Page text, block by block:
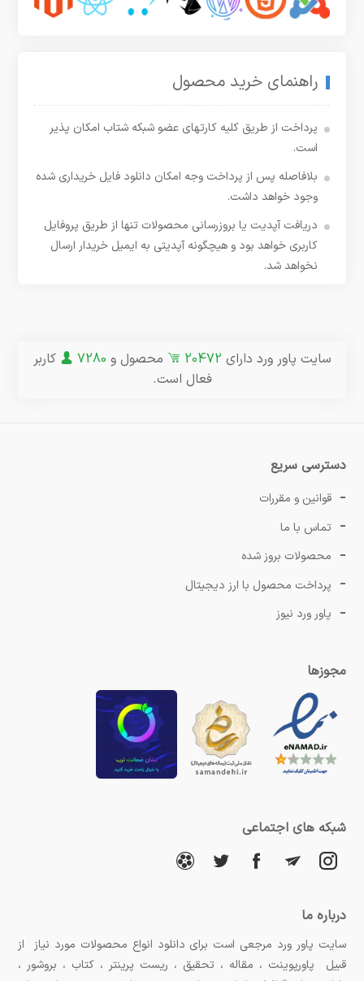
راهنمای خرید محصول
پرداخت از طریق کلیه کارتهای عضو شبکه شتاب امکان پذیر
است.
بلافاصله پس از پرداخت وجه امکان دانلود فایل خریداری شده
وجود خواهد داشت.
دریافت آپدیت یا بروزرسانی محصولات تنها از طریق پروفایل
کاربری خواهد بود و هیچگونه آپدیتی به ایمیل خریدار ارسال
نخواهد شد.
سایت پاور ورد دارای 20472 محصول و 7280
کاربر
فعال است.
دسترسی سریع
قوانین و مقررات
تماس با ما
محصولات بروز شده
پرداخت محصول با ارز دیجیتال
پاور ورد نیوز
مجوزها
شبکه های اجتماعی
درباره ما
سایت پاور ورد مرجعی است برای دانلود انواع محصولات مورد نیاز از
قبیل پاورپوینت ، مقاله ، تحقیق ، ریست پرینتر ، کتاب ، بروشور ،